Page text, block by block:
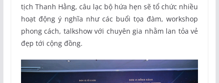
tịch Thanh Hằng, câu lạc bộ hứa hẹn sẽ tổ chức nhiều
hoạt động ý nghĩa như các buổi tọa đàm, workshop
phong cách, talkshow với chuyên gia nhằm lan tỏa vẻ
đẹp tới cộng đồng.